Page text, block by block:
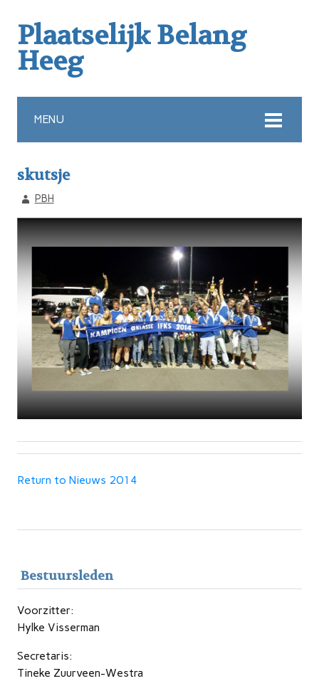
Plaatselijk Belang
Heeg
MENU
skutsje
PBH
Return to Nieuws 2014
Bestuursleden
Voorzitter:
Hylke Visserman
Secretaris:
Tineke Zuurveen-Westra